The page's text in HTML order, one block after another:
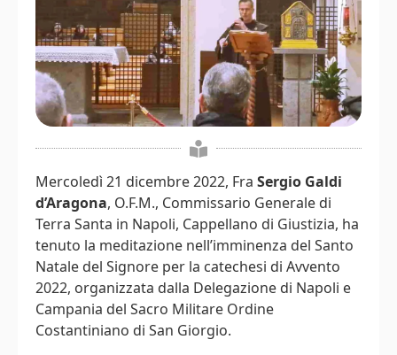
Mercoledì 21 dicembre 2022, Fra Sergio Galdi
d’Aragona, O.F.M., Commissario Generale di
Terra Santa in Napoli, Cappellano di Giustizia, ha
tenuto la meditazione nell’imminenza del Santo
Natale del Signore per la catechesi di Avvento
2022, organizzata dalla Delegazione di Napoli e
Campania del Sacro Militare Ordine
Costantiniano di San Giorgio.